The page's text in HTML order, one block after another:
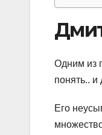
Одним из
понять.. и
Его